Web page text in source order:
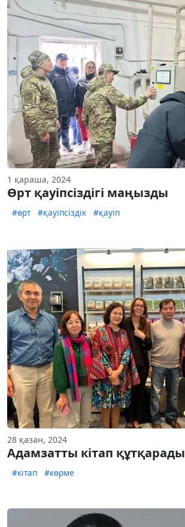
1 қараша, 2024
Өрт қауіпсіздігі маңызды
#өрт #қауіпсіздік #қауіп
28 қазан, 2024
Адамзатты кітап құтқарады
#кітап #көрме